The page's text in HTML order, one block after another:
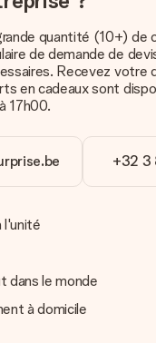
ma commande ?
de paiement
bancaire.
pour la livraison de
bancaire.
cadeau ne me
cas contacter notre
solution satisfaisante.
de facture avec le
avec la confirmation de
votre facture dans
quantité (10+) de
de demande de
Recevez votre
en cadeaux sont
17h00.
+32 3
l'unité
dans le monde
à domicile